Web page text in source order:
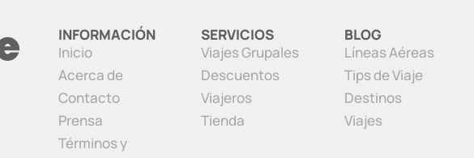
INFORMACIÓN
Inicio
Acerca de
Contacto
Prensa
Términos y
SERVICIOS
Viajes Grupales
Descuentos
Viajeros
Tienda
BLOG
Líneas Aéreas
Tips de Viaje
Destinos
Viajes